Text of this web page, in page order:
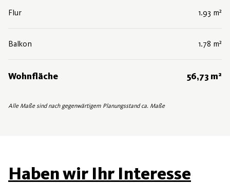
Flur 1.93 m²
Balkon 1.78 m²
Wohnfläche 56,73 m²
Alle Maße sind nach gegenwärtigem Planungsstand ca. Maße
Haben wir Ihr Interesse